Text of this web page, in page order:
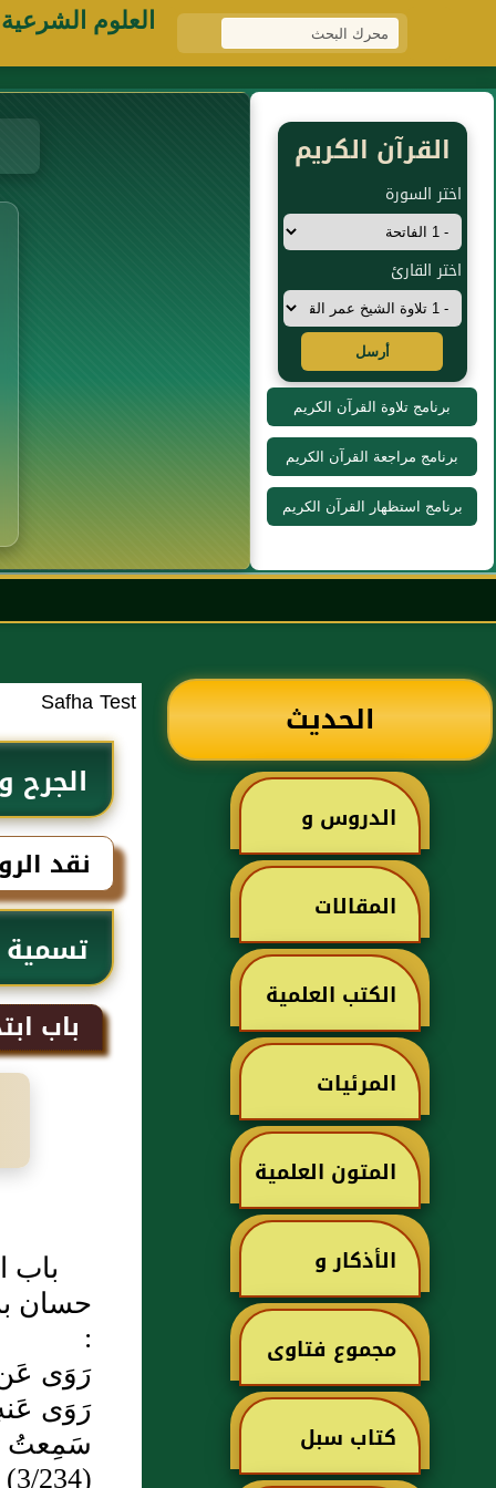
العلوم الشرعية
القرآن الكريم
اختر السورة
اختر القارئ
أرسل
برنامج تلاوة القرآن الكريم
برنامج مراجعة القرآن الكريم
برنامج استظهار القرآن الكريم
الحديث
الدروس و
الخطب
المقالات
الكتب العلمية
المرئيات
المتون العلمية
الأذكار و
الأدعية
مجموع فتاوى
ابن تيمية
كتاب سبل
Safha Test
الجرح
نقد
باب
باب
حسان
:
رَوَى عَن
رَوَى
سَمِعتُ
(3/234)